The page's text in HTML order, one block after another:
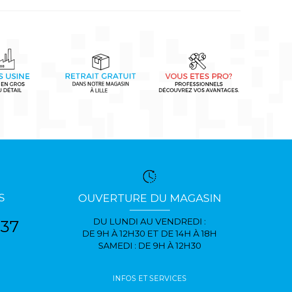
OUVERTURE DU MAGASIN
DU LUNDI AU VENDREDI :
DE 9H À 12H30 ET DE 14H À 18H
SAMEDI : DE 9H À 12H30
INFOS ET SERVICES